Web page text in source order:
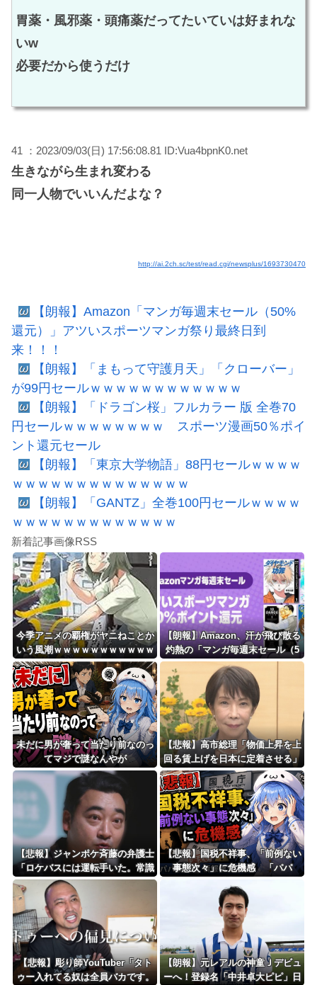
胃薬・風邪薬・頭痛薬だってたいていは好まれな
いw
必要だから使うだけ
41 ：2023/09/03(日) 17:56:08.81 ID:Vua4bpnK0.net
生きながら生まれ変わる
同一人物でいいんだよな？
http://ai.2ch.sc/test/read.cgi/newsplus/1693730470
【朗報】Amazon「マンガ毎週末セール（50%
還元）」アツいスポーツマンガ祭り最終日到
来！！！
【朗報】「まもって守護月天」「クローバー」
が99円セールｗｗｗｗｗｗｗｗｗｗｗｗ
【朗報】「ドラゴン桜」フルカラー 版 全巻70
円セールｗｗｗｗｗｗｗｗ スポーツ漫画50％ポイ
ント還元セール
【朗報】「東京大学物語」88円セールｗｗｗｗ
ｗｗｗｗｗｗｗｗｗｗｗｗｗｗ
【朗報】「GANTZ」全巻100円セールｗｗｗｗ
ｗｗｗｗｗｗｗｗｗｗｗｗｗ
新着記事画像RSS
今季アニメの覇権がヤニねことか
いう風潮ｗｗｗｗｗｗｗｗｗｗｗ
ｗｗ
【朗報】Amazon、汗が飛び散る
灼熱の「マンガ毎週末セール（5
0%還元）」を開催ｗｗｗｗｗｗ
ｗｗｗｗ
未だに男が奢って当たり前なのっ
てマジで謎なんやが
【悲報】高市総理「物価上昇を上
回る賃上げを日本に定着させる」
→国家公務員月給3.51％増へ 地
方公務員も追随する見通し
【悲報】ジャンポケ斉藤の弁護士
「ロケバスには運転手いた。常識
的に考えてフ●ラさせるわけない
でしょ」
【悲報】国税不祥事、「前例ない
事態次々」に危機感 「パパ
【悲報】彫り師YouTuber「タト
ゥー入れてる奴は全員バカです。
【朗報】元レアルの神童Ｊデビュ
ーへ！登録名「中井卓大ピピ」日